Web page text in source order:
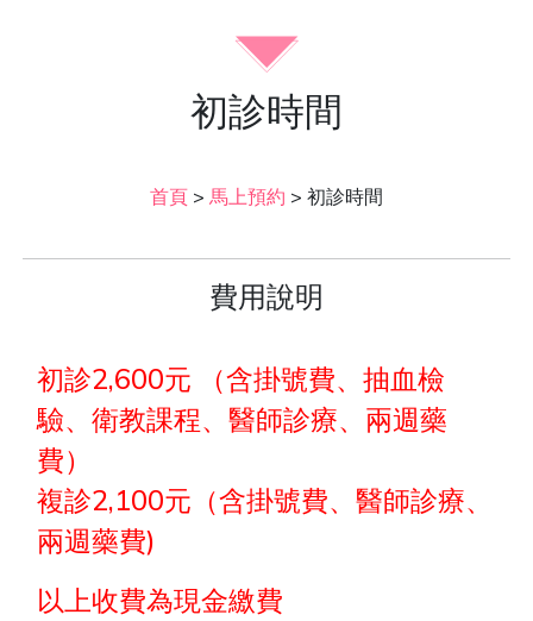
初診時間
首頁 > 馬上預約 > 初診時間
費用說明
初診2,600元 （含掛號費、抽血檢
驗、衛教課程、醫師診療、兩週藥
費）
複診2,100元（含掛號費、醫師診療、
兩週藥費)
以上收費為現金繳費